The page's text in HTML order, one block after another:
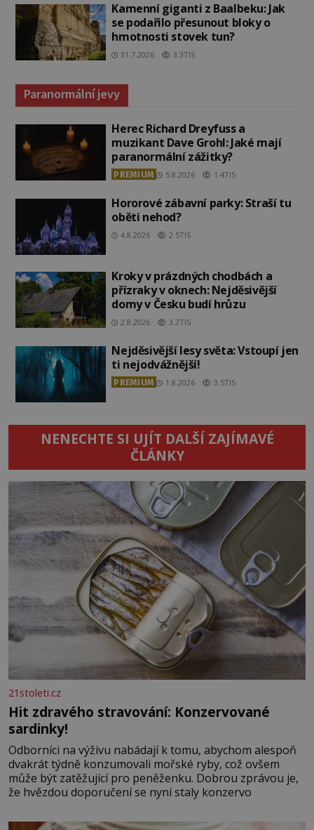
Kamenní giganti z Baalbeku: Jak
se podařilo přesunout bloky o
hmotnosti stovek tun?
31.7.2026 3.3TIS
Paranormální jevy
Herec Richard Dreyfuss a
muzikant Dave Grohl: Jaké mají
paranormální zážitky?
PREMIUM 5.8.2026 1.4TIS
Hororové zábavní parky: Straší tu
oběti nehod?
4.8.2026 2.5TIS
Kroky v prázdných chodbách a
přízraky v oknech: Nejděsivější
domy v Česku budí hrůzu
2.8.2026 3.2TIS
Nejděsivější lesy světa: Vstoupí jen
ti nejodvážnější!
PREMIUM 1.8.2026 3.5TIS
NENECHTE SI UJÍT DALŠÍ ZAJÍMAVÉ
ČLÁNKY
21stoleti.cz
Hit zdravého stravování: Konzervované
sardinky!
Odborníci na výživu nabádají k tomu, abychom alespoň
dvakrát týdně konzumovali mořské ryby, což ovšem
může být zatěžující pro peněženku. Dobrou zprávou je,
že hvězdou doporučení se nyní staly konzervo